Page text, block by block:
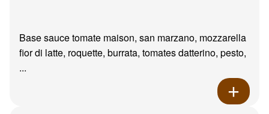
Base sauce tomate maison, san marzano, mozzarella
fior di latte, roquette, burrata, tomates datterino, pesto,
...